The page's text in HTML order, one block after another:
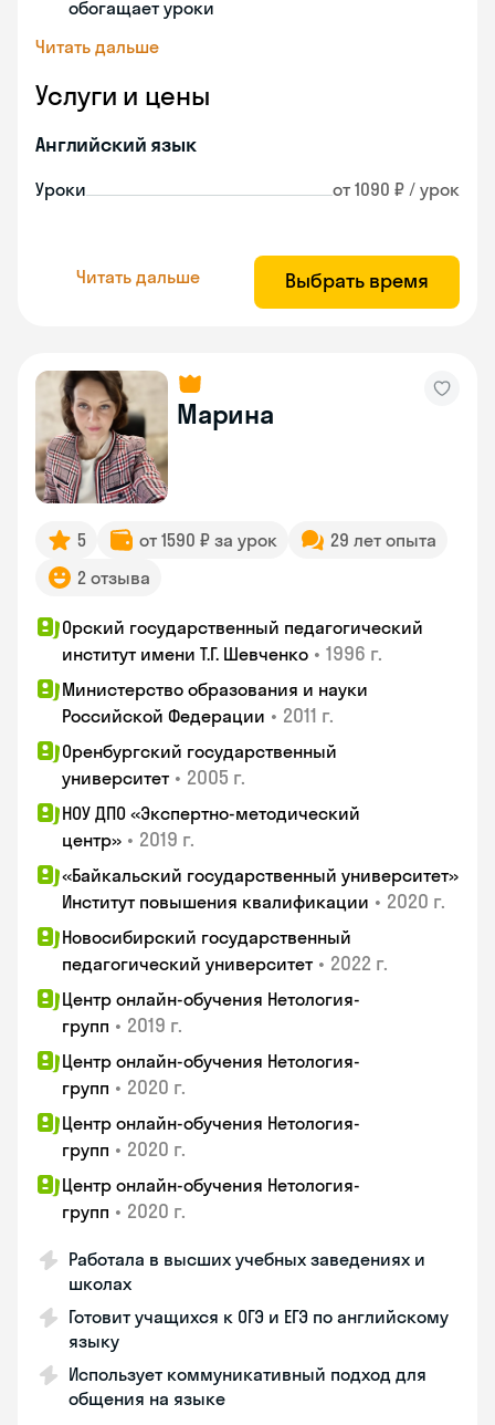
обогащает уроки
Читать дальше
Услуги и цены
Английский язык
Уроки от 1090 ₽ / урок
Читать дальше Выбрать время
Марина
5 от 1590 ₽ за урок
29 лет опыта
2 отзыва
Орский государственный педагогический
институт имени Т.Г. Шевченко • 1996 г.
Министерство образования и науки
Российской Федерации • 2011 г.
Оренбургский государственный
университет • 2005 г.
НОУ ДПО «Экспертно-методический
центр» • 2019 г.
«Байкальский государственный университет»
Институт повышения квалификации • 2020 г.
Новосибирский государственный
педагогический университет • 2022 г.
Центр онлайн-обучения Нетология-
групп • 2019 г.
Центр онлайн-обучения Нетология-
групп • 2020 г.
Центр онлайн-обучения Нетология-
групп • 2020 г.
Центр онлайн-обучения Нетология-
групп • 2020 г.
Работала в высших учебных заведениях и
школах
Готовит учащихся к ОГЭ и ЕГЭ по английскому
языку
Использует коммуникативный подход для
общения на языке